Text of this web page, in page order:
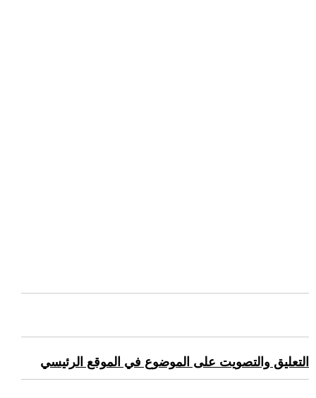
التعليق والتصويت على الموضوع في الموقع الرئيسي